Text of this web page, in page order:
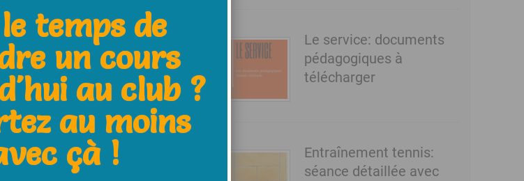
Le service: documents
pédagogiques à
télécharger
Entraînement tennis:
séance détaillée avec
Next Post
préparation coup droit: les
variantes!
temps de
un cours
au club ?
au moins
çà !